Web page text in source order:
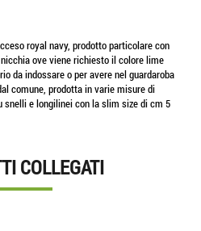
royal navy, prodotto particolare con
ove viene richiesto il colore lime
da indossare o per avere nel guardaroba
comune, prodotta in varie misure di
e longilinei con la slim size di cm 5
COLLEGATI